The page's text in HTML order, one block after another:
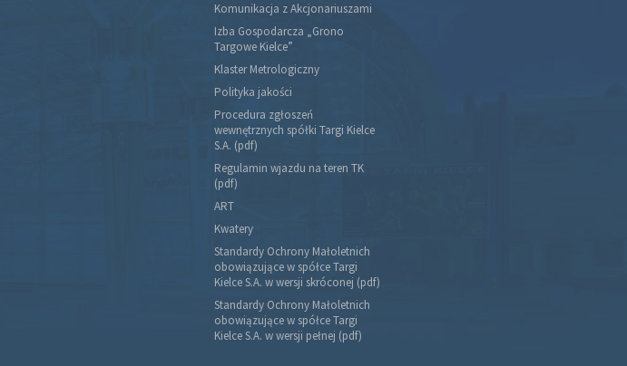
Komunikacja z Akcjonariuszami
Izba Gospodarcza „Grono
Targowe Kielce”
Klaster Metrologiczny
Polityka jakości
Procedura zgłoszeń
wewnętrznych spółki Targi Kielce
S.A. (pdf)
Regulamin wjazdu na teren TK
(pdf)
ART
Kwatery
Standardy Ochrony Małoletnich
obowiązujące w spółce Targi
Kielce S.A. w wersji skróconej (pdf)
Standardy Ochrony Małoletnich
obowiązujące w spółce Targi
Kielce S.A. w wersji pełnej (pdf)